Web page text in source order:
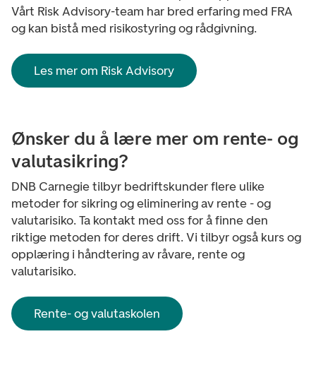
Vårt Risk Advisory-team har bred erfaring med FRA
og kan bistå med risikostyring og rådgivning.
Les mer om Risk Advisory
Ønsker du å lære mer om rente- og
valutasikring?
DNB Carnegie tilbyr bedriftskunder flere ulike
metoder for sikring og eliminering av rente - og
valutarisiko. Ta kontakt med oss for å finne den
riktige metoden for deres drift. Vi tilbyr også kurs og
opplæring i håndtering av råvare, rente og
valutarisiko.
Rente- og valutaskolen